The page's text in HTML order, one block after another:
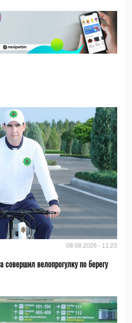
08.08.2026 - 11:23
совершил велопрогулку по берегу